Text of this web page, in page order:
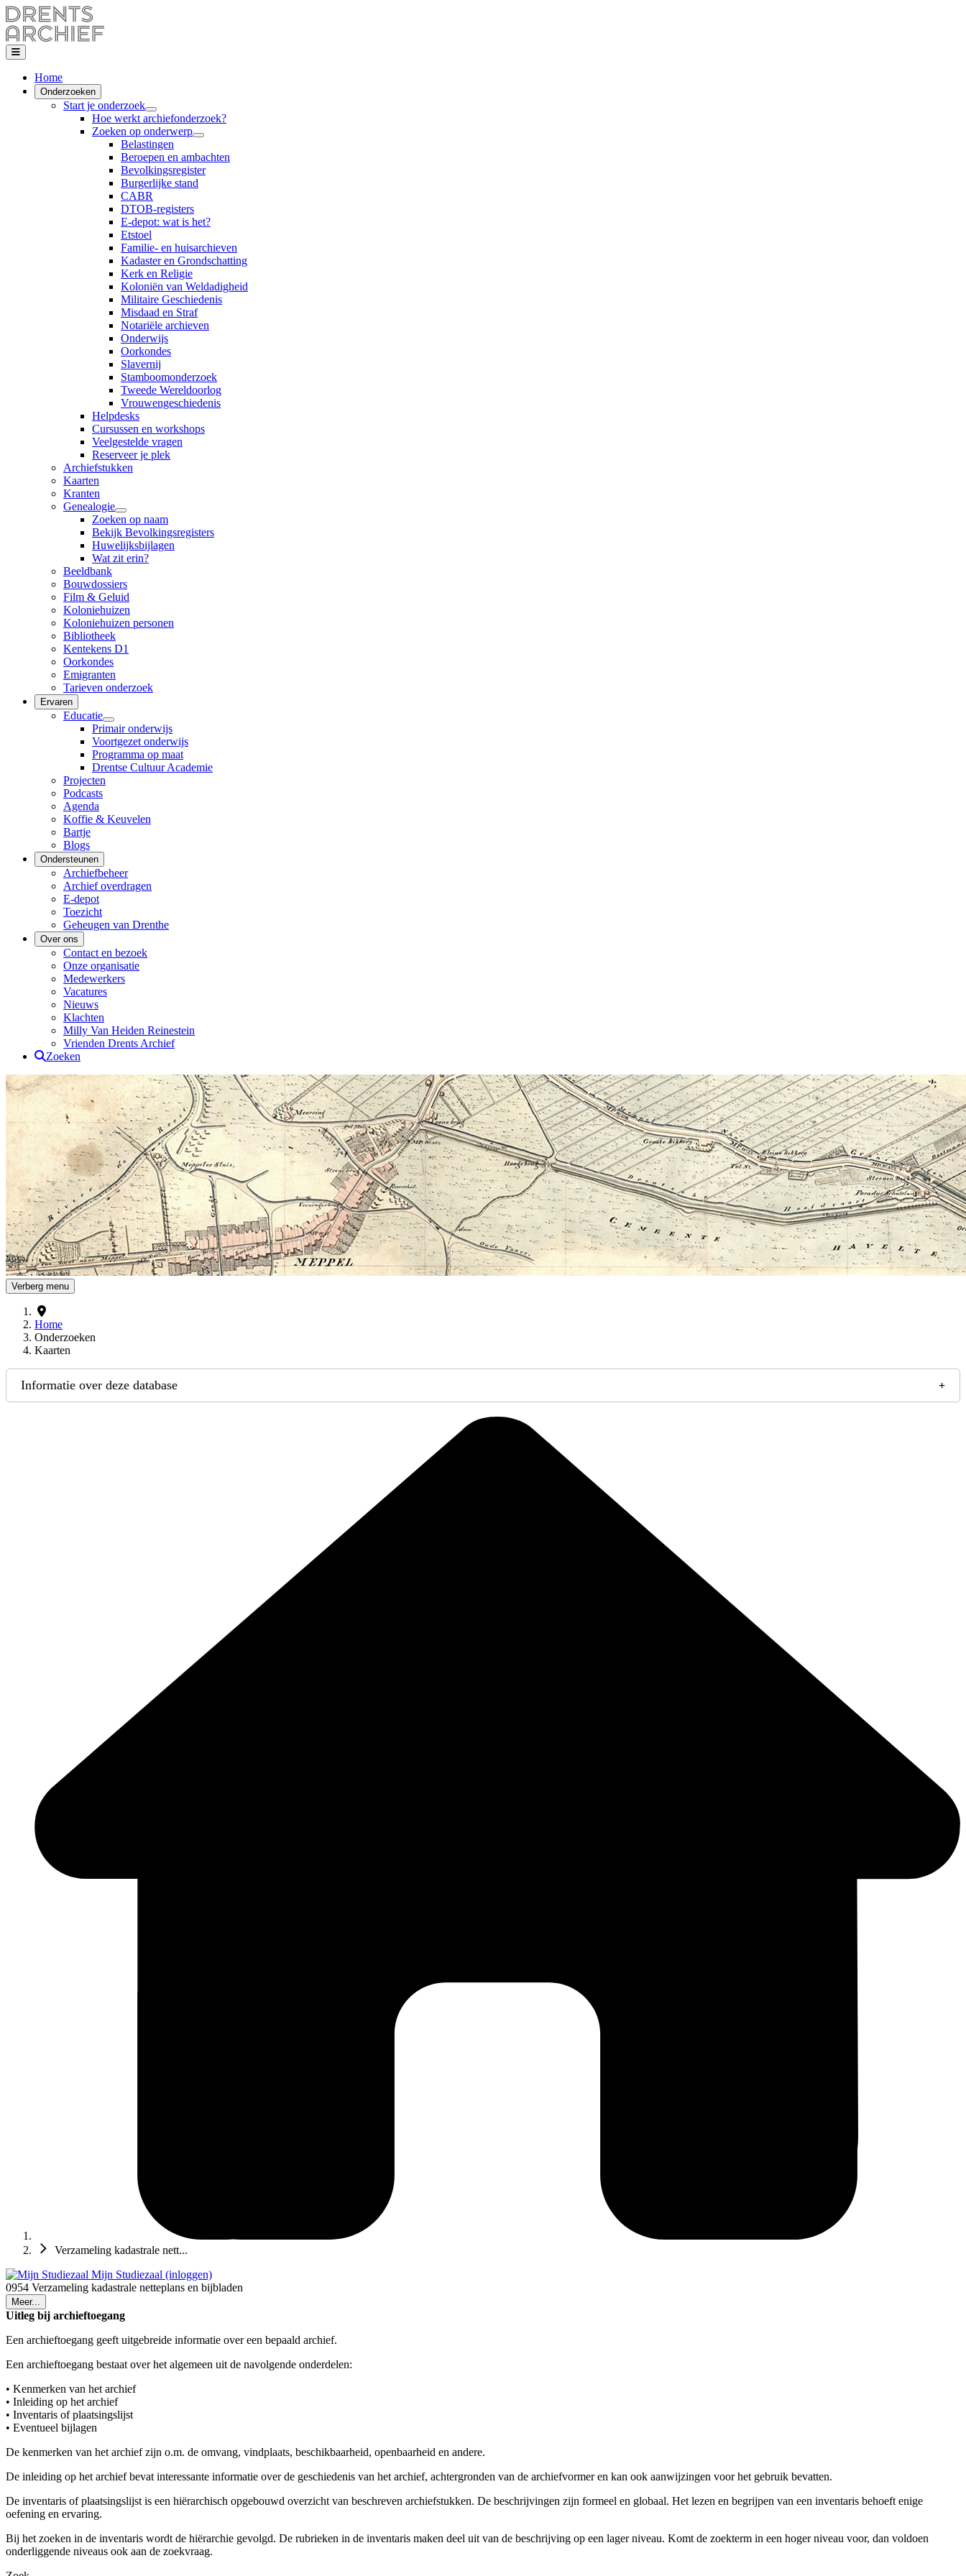
Home
Onderzoeken
Start je onderzoek
Hoe werkt archiefonderzoek?
Zoeken op onderwerp
Belastingen
Beroepen en ambachten
Bevolkingsregister
Burgerlijke stand
CABR
DTOB-registers
E-depot: wat is het?
Etstoel
Familie- en huisarchieven
Kadaster en Grondschatting
Kerk en Religie
Koloniën van Weldadigheid
Militaire Geschiedenis
Misdaad en Straf
Notariële archieven
Onderwijs
Oorkondes
Slavernij
Stamboomonderzoek
Tweede Wereldoorlog
Vrouwengeschiedenis
Helpdesks
Cursussen en workshops
Veelgestelde vragen
Reserveer je plek
Archiefstukken
Kaarten
Kranten
Genealogie
Zoeken op naam
Bekijk Bevolkingsregisters
Huwelijksbijlagen
Wat zit erin?
Beeldbank
Bouwdossiers
Film & Geluid
Koloniehuizen
Koloniehuizen personen
Bibliotheek
Kentekens D1
Oorkondes
Emigranten
Tarieven onderzoek
Ervaren
Educatie
Primair onderwijs
Voortgezet onderwijs
Programma op maat
Drentse Cultuur Academie
Projecten
Podcasts
Agenda
Koffie & Keuvelen
Bartje
Blogs
Ondersteunen
Archiefbeheer
Archief overdragen
E-depot
Toezicht
Geheugen van Drenthe
Over ons
Contact en bezoek
Onze organisatie
Medewerkers
Vacatures
Nieuws
Klachten
Milly Van Heiden Reinestein
Vrienden Drents Archief
Zoeken
Drents Archief
Verberg menu
Home
Onderzoeken
Kaarten
Informatie over deze database
Verzameling kadastrale nett...
Mijn Studiezaal (inloggen)
0954 Verzameling kadastrale netteplans en bijbladen
Meer...
Uitleg bij archieftoegang
Een archieftoegang geeft uitgebreide informatie over een bepaald archief.
Een archieftoegang bestaat over het algemeen uit de navolgende onderdelen:
• Kenmerken van het archief
• Inleiding op het archief
• Inventaris of plaatsingslijst
• Eventueel bijlagen
De kenmerken van het archief zijn o.m. de omvang, vindplaats, beschikbaarheid, openbaarheid en andere.
De inleiding op het archief bevat interessante informatie over de geschiedenis van het archief, achtergronden van de archiefvormer en kan ook aanwijzingen voor het gebruik bevatten.
De inventaris of plaatsingslijst is een hiërarchisch opgebouwd overzicht van beschreven archiefstukken. De beschrijvingen zijn formeel en globaal. Het lezen en begrijpen van een inventaris behoeft enige
oefening en ervaring.
Bij het zoeken in de inventaris wordt de hiërarchie gevolgd. De rubrieken in de inventaris maken deel uit van de beschrijving op een lager niveau. Komt de zoekterm in een hoger niveau voor, dan voldoen
onderliggende niveaus ook aan de zoekvraag.